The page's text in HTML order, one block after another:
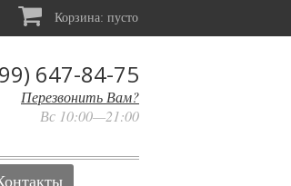
Корзина: пусто
647-84-75
Перезвонить Вам?
Вс 10:00—21:00